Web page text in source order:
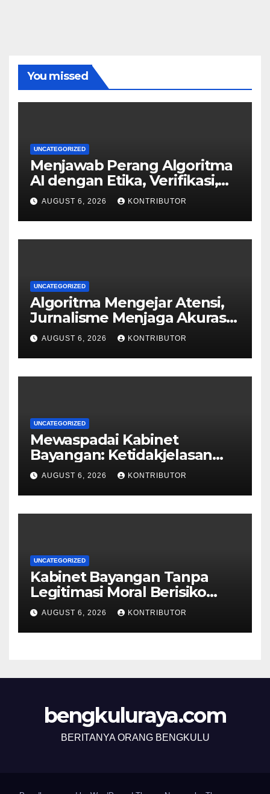
You missed
UNCATEGORIZED
Menjawab Perang Algoritma
AI dengan Etika, Verifikasi,
dan Media Tepercaya
AUGUST 6, 2026 KONTRIBUTOR
UNCATEGORIZED
Algoritma Mengejar Atensi,
Jurnalisme Menjaga Akurasi
dan Akal Sehat Publik
AUGUST 6, 2026 KONTRIBUTOR
UNCATEGORIZED
Mewaspadai Kabinet
Bayangan: Ketidakjelasan
Legitimasi Moral dan
Representasi
AUGUST 6, 2026 KONTRIBUTOR
UNCATEGORIZED
Kabinet Bayangan Tanpa
Legitimasi Moral Berisiko
Mengaburkan Kepercayaan
Publik
AUGUST 6, 2026 KONTRIBUTOR
bengkuluraya.com
BERITANYA ORANG BENGKULU